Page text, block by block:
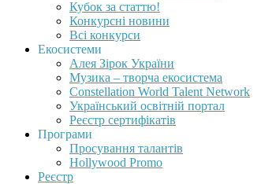
Кубок за статтю!
Конкурсні новини
Всі конкурси
Екосистеми
Алея Зірок України
Музика – творча екосистема
Constellation World Talent Network
Український освітній портал
Реєстр сертифікатів
Програми
Просування талантів
Hollywood Promo
Реєстр